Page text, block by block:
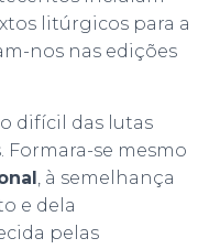
litúrgicos para a
nos nas edições
difícil das lutas
Formara-se mesmo
, à semelhança
e dela
pelas